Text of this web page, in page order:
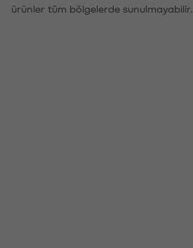
ürünler tüm bölgelerde sunulmayabilir.